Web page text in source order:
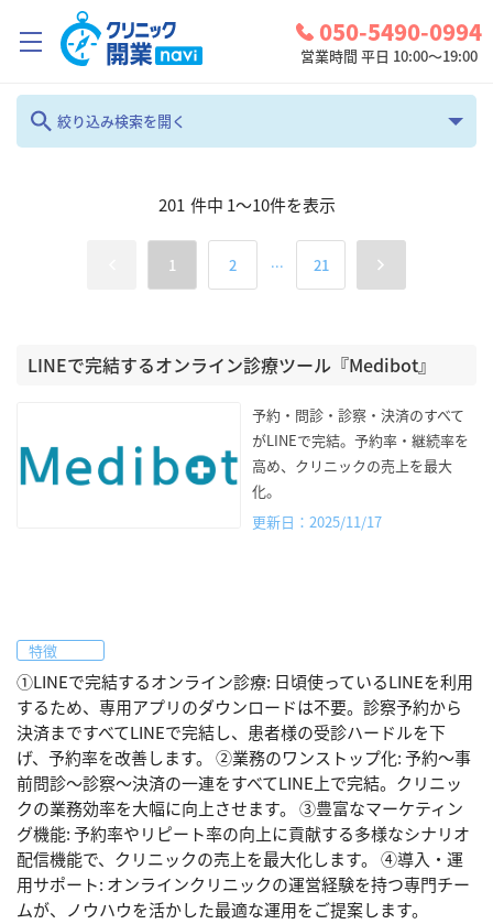
050-5490-0994
営業時間 平日 10:00～19:00
絞り込み検索を開く
診療科
検索
201 件中 1～10件を表示
1 2 ... 21
LINEで完結するオンライン診療ツール『Medibot』
予約・問診・診察・決済のすべて
がLINEで完結。予約率・継続率を
高め、クリニックの売上を最大
化。
更新日：2025/11/17
特徴
①LINEで完結するオンライン診療: 日頃使っているLINEを利用
するため、専用アプリのダウンロードは不要。診察予約から
決済まですべてLINEで完結し、患者様の受診ハードルを下
げ、予約率を改善します。 ②業務のワンストップ化: 予約〜事
前問診〜診察〜決済の一連をすべてLINE上で完結。クリニッ
クの業務効率を大幅に向上させます。 ③豊富なマーケティン
グ機能: 予約率やリピート率の向上に貢献する多様なシナリオ
配信機能で、クリニックの売上を最大化します。 ④導入・運
用サポート: オンラインクリニックの運営経験を持つ専門チー
ムが、ノウハウを活かした最適な運用をご提案します。
クリニック開業ナビとは？
コンシェルジュサービス
ログイン